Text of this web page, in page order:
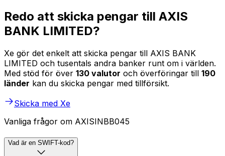
Redo att skicka pengar till AXIS
BANK LIMITED?
Xe gör det enkelt att skicka pengar till AXIS BANK
LIMITED och tusentals andra banker runt om i världen.
Med stöd för över 130 valutor och överföringar till 190
länder kan du skicka pengar med tillförsikt.
Skicka med Xe
Vanliga frågor om AXISINBB045
Vad är en SWIFT-kod?